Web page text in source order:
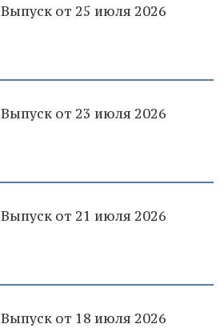
Выпуск от 25 июля 2026
Выпуск от 23 июля 2026
Выпуск от 21 июля 2026
Выпуск от 18 июля 2026